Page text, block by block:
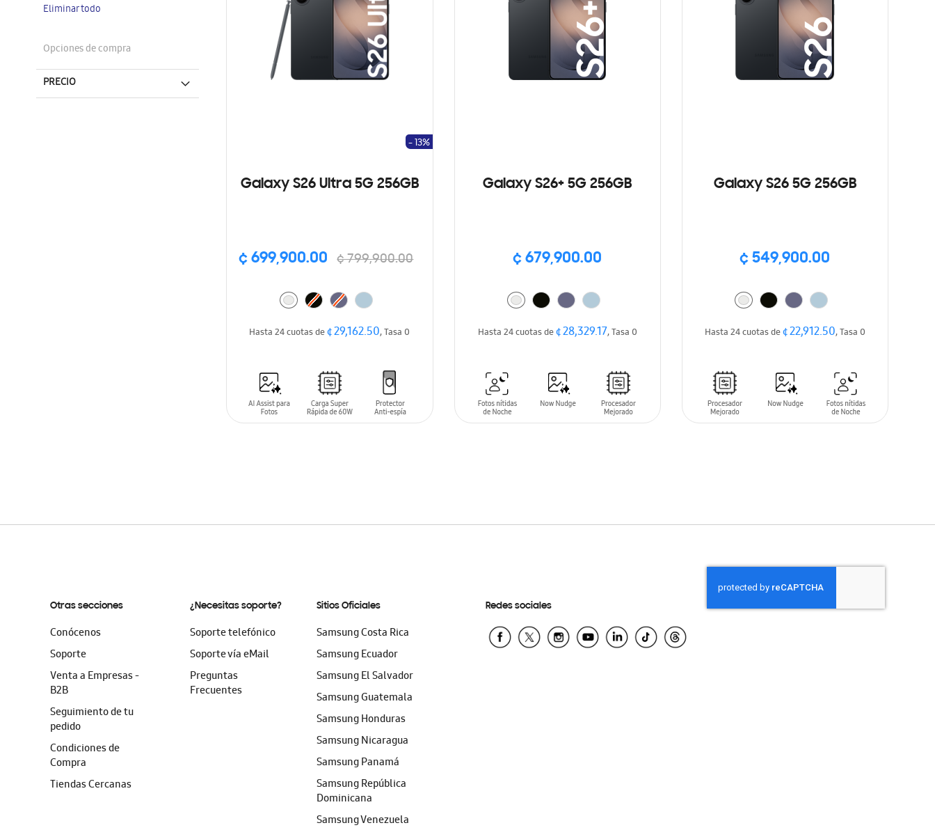
Galaxy S26 Ultra 5G 256GB
¢ 699,900.00 ¢ 799,900.00
- 13%
Hasta 24 cuotas de¢ 29,162.50, Tasa 0
Galaxy S26+ 5G 256GB
¢ 679,900.00
Hasta 24 cuotas de¢ 28,329.17, Tasa 0
Galaxy S26 5G 256GB
¢ 549,900.00
Hasta 24 cuotas de¢ 22,912.50, Tasa 0
artículo
Eliminar todo
Opciones de compra
PRECIO
Otras secciones
Conócenos
Soporte
Venta a Empresas -
B2B
Seguimiento de tu
pedido
Condiciones de
Compra
Tiendas Cercanas
¿Necesitas soporte?
Soporte telefónico
Soporte vía eMail
Preguntas
Frecuentes
Sitios Oficiales
Samsung Costa Rica
Samsung Ecuador
Samsung El Salvador
Samsung Guatemala
Samsung Honduras
Samsung Nicaragua
Samsung Panamá
Samsung República
Dominicana
Samsung Venezuela
Redes sociales